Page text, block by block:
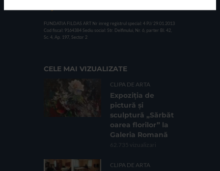
FUNDATIA FILDAS ART Nr inreg registrul special: 4 PJ/ 29.01.2013
Cod fiscal: 9164384 Sediu social: Str. Delfinului, Nr. 6, parter Bl. 42,
Sc. 4, Ap. 197, Sector 2
CELE MAI VIZUALIZATE
CLIPA DE ARTA
Expoziția de
pictură și
sculptură „Sărbăt
oarea florilor” la
Galeria Romană
62.735 vizualizari
CLIPA DE ARTA